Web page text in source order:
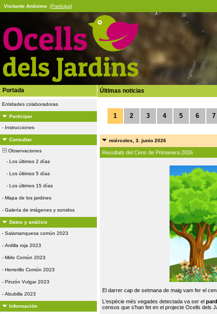
Visitante Anónimo [Participa]
Portada
Entidades colaboradoras
Participar
- Instrucciones
Consultar
Observaciones
- Los últimos 2 días
- Los últimos 5 días
- Los últimos 15 días
- Mapa de los jardines
- Galería de imágenes y sonidos
Datos y análisis
- Salamanquesa común 2023
- Ardilla roja 2023
- Mirlo Común 2023
- Herrerillo Común 2023
- Pinzón Vulgar 2023
- Abubilla 2023
Información
Últimas noticias
1 2 3 4 5 6 7
miércoles, 3. junio 2026
Resultats del Cens de Primavera 2026
El darrer cap de setmana de maig vam fer el
L'espècie més vegades detectada va ser el
censos que s'han fet en el projecte Ocells dels